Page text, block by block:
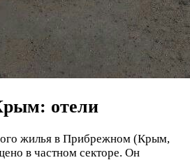
отели
жилья в Прибрежном (Крым,
в частном секторе. Он